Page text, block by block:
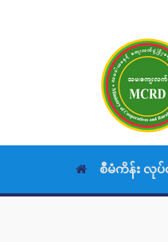
စီမံကိန်း လုပ်